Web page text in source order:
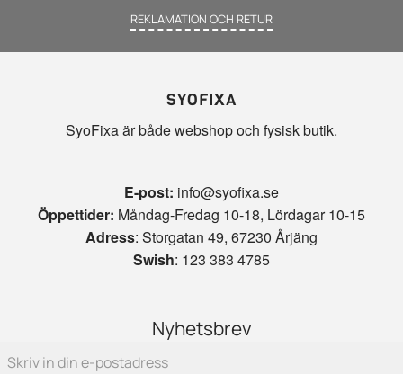
REKLAMATION OCH RETUR
SYOFIXA
SyoFixa är både webshop och fysisk butik.
E-post: info@syofixa.se
Öppettider: Måndag-Fredag 10-18, Lördagar 10-15
Adress: Storgatan 49, 67230 Årjäng
Swish: 123 383 4785
Nyhetsbrev